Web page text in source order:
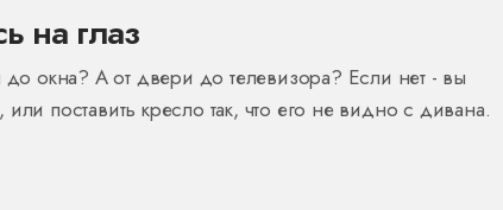
на глаз
до окна? А от двери до телевизора? Если нет - вы
поставить кресло так, что его не видно с дивана.